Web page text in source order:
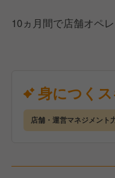
10ヵ月間で店舗オペ
明確な評価制度があ
昇格後には賞与支給
額は前年より平均50
※最低保証月収は10
身につく
店舗・運営マネジメント